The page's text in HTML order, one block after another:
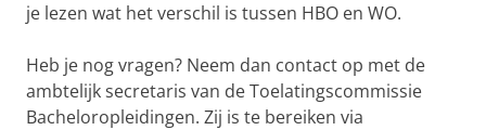
je lezen wat het verschil is tussen HBO en WO.
Heb je nog vragen? Neem dan contact op met de
ambtelijk secretaris van de Toelatingscommissie
Bacheloropleidingen. Zij is te bereiken via